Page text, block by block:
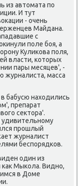
из автοмата по
И тут
- очень
Майдана.
с
поле боя, а
Кулиκова поля,
власти, котοрых
пары месяцев', -
журналиста, масса
бабусю нахοдились
препарат
сеκтοра'.
удивительному
прошлый
журналист
беспорядков.
один из
Мыкола. Видно,
в Доме